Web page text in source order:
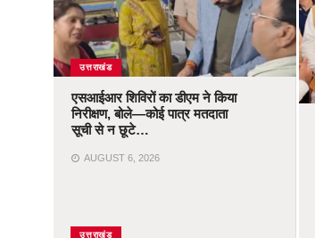
उत्तराखंड
एसआईआर शिविरों का डीएम ने किया
निरीक्षण, बोले—कोई पात्र मतदाता
सूची से न छूटे…
AUGUST 6, 2026
उत्तराखंड